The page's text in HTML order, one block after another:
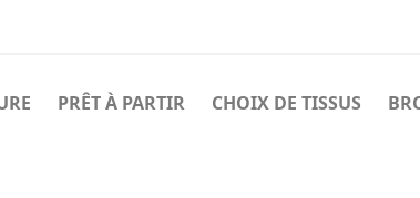
PRÊT À PARTIR CHOIX DE TISSUS